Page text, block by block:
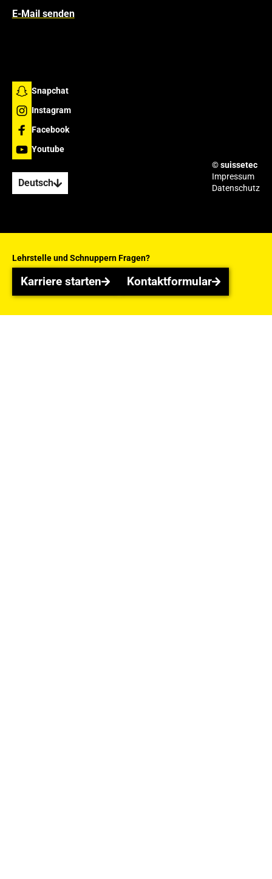
E-Mail senden
Snapchat
Instagram
Facebook
Youtube
Deutsch
© suissetec
Impressum
Datenschutz
Lehrstelle und Schnuppern
Karriere starten
Fragen?
Kontaktformular